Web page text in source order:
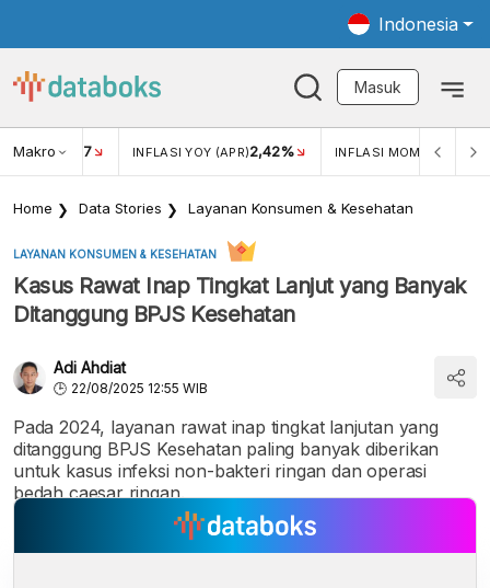
Indonesia
Masuk
Makro
USD/IDR 17 INFLASI YOY (APR)2,42% INFLASI MOM (MAR)
Home Data Stories Layanan Konsumen & Kesehatan
LAYANAN KONSUMEN & KESEHATAN
Kasus Rawat Inap Tingkat Lanjut yang Banyak
Ditanggung BPJS Kesehatan
Adi Ahdiat
22/08/2025 12:55 WIB
Pada 2024, layanan rawat inap tingkat lanjutan yang
ditanggung BPJS Kesehatan paling banyak diberikan
untuk kasus infeksi non-bakteri ringan dan operasi
bedah caesar ringan.